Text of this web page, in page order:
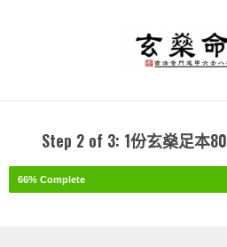
Step 2 of 3: 1份玄燊足本
66% Complete